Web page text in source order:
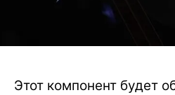
Этот компонент будет